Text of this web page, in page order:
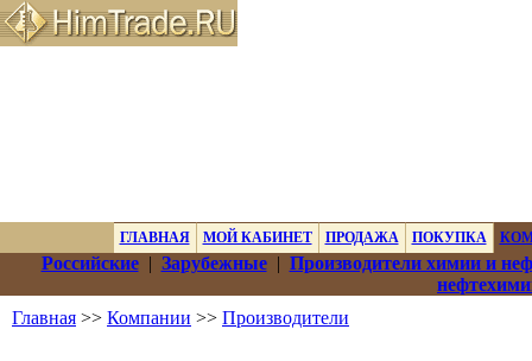
ГЛАВНАЯ МОЙ КАБИНЕТ ПРОДАЖА ПОКУПКА
Российские| Зарубежные| Производители химии и
Главная >> Компании >> Производители